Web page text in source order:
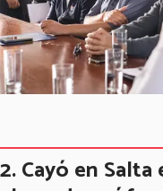
Cayó en Salta